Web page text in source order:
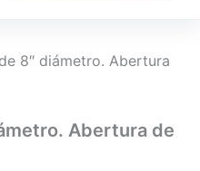
8″ diámetro. Abertura
Abertura de